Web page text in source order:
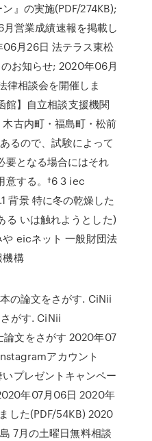
』の実施(PDF/274KB);
営業成績速報を掲載し
月26日 法テラス東松
お知らせ; 2020年06月
律相談会を開催しま
】自立相談支援機関
古内町・福島町・松前
るので、試験によって
要となる場合にはそれ
意する。†6 3 iec
背景 特に冬の乾燥した
る いは触れようとした)
eicネット 一般財団法
機構
の論文をさがす. CiNii
がす. CiNii
文をさがす 2020年07
アカウント
いプレゼントキャンペー
年07月06日 2020年
した(PDF/54KB) 2020
7月の土曜日無料相談